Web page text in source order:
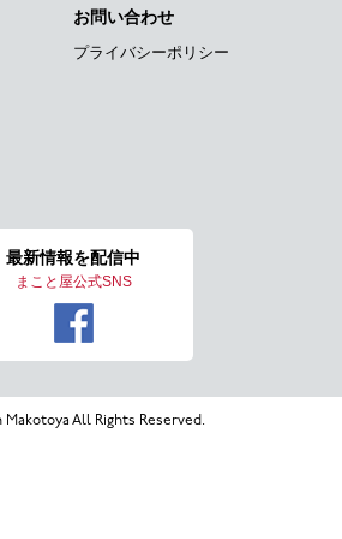
お問い合わせ
プライバシーポリシー
最新情報を配信中
まこと屋公式SNS
Makotoya All Rights Reserved.